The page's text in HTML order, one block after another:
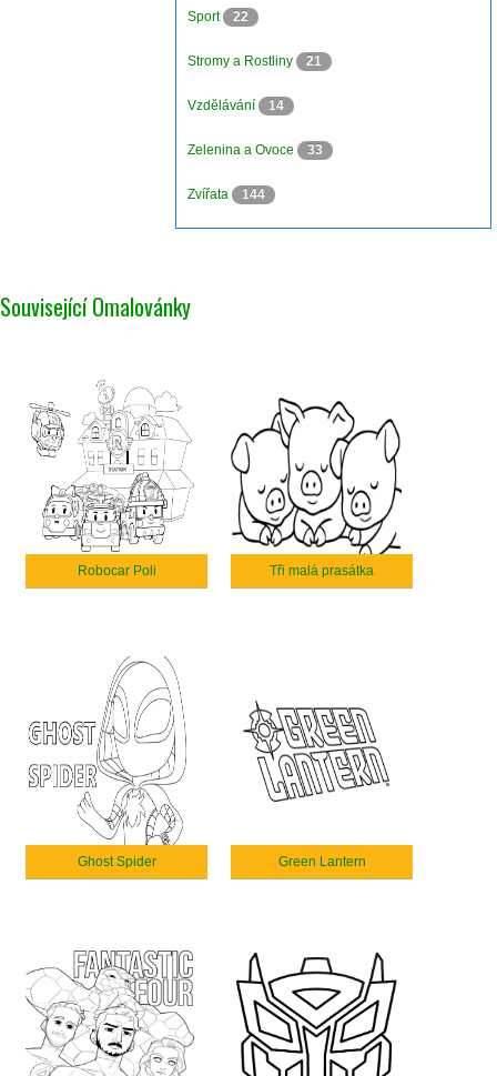
Sport 22
Stromy a Rostliny 21
Vzdělávání 14
Zelenina a Ovoce 33
Zvířata 144
Související Omalovánky
Robocar Poli Tři malá prasátka
Ghost Spider Green Lantern